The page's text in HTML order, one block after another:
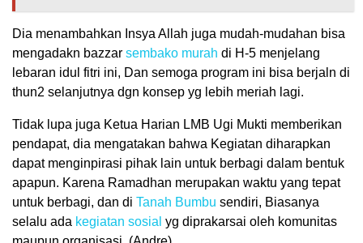
Dia menambahkan Insya Allah juga mudah-mudahan bisa
mengadakn bazzar sembako murah di H-5 menjelang
lebaran idul fitri ini, Dan semoga program ini bisa berjaln di
thun2 selanjutnya dgn konsep yg lebih meriah lagi.
Tidak lupa juga Ketua Harian LMB Ugi Mukti memberikan
pendapat, dia mengatakan bahwa Kegiatan diharapkan
dapat menginpirasi pihak lain untuk berbagi dalam bentuk
apapun. Karena Ramadhan merupakan waktu yang tepat
untuk berbagi, dan di Tanah Bumbu sendiri, Biasanya
selalu ada kegiatan sosial yg diprakarsai oleh komunitas